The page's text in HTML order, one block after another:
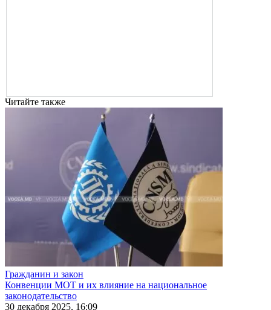
Читайте также
Гражданин и закон
Конвенции МОТ и их влияние на национальное
законодательство
30 декабря 2025, 16:09